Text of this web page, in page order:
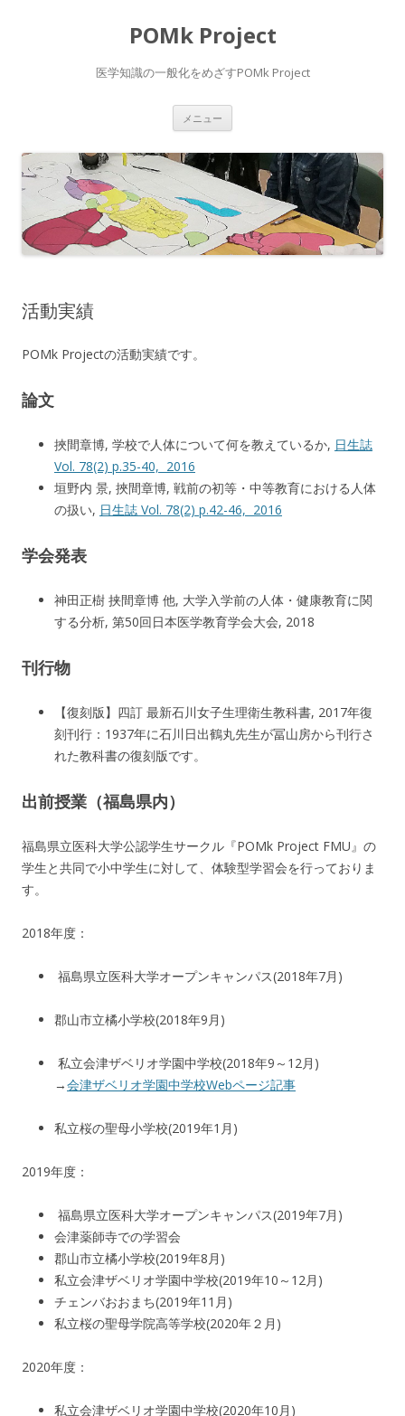
POMk Project
医学知識の一般化をめざすPOMk Project
メニュー
ン
ツ
へ
ス
ッ
活動実績
POMk Projectの活動実績です。
論文
挾間章博, 学校で人体について何を教えているか, 日生誌
Vol. 78(2) p.35-40, 2016
垣野内 景, 挾間章博, 戦前の初等・中等教育における人体
の扱い, 日生誌 Vol. 78(2) p.42-46, 2016
学会発表
神田正樹 挟間章博 他, 大学入学前の人体・健康教育に関
する分析, 第50回日本医学教育学会大会, 2018
刊行物
【復刻版】四訂 最新石川女子生理衛生教科書, 2017年復
刻刊行：1937年に石川日出鶴丸先生が冨山房から刊行さ
れた教科書の復刻版です。
出前授業（福島県内）
福島県立医科大学公認学生サークル『POMk Project FMU』の
学生と共同で小中学生に対して、体験型学習会を行っておりま
す。
2018年度：
福島県立医科大学オープンキャンパス(2018年7月)
郡山市立橘小学校(2018年9月)
私立会津ザベリオ学園中学校(2018年9～12月)
→会津ザベリオ学園中学校Webページ記事
私立桜の聖母小学校(2019年1月)
2019年度：
福島県立医科大学オープンキャンパス(2019年7月)
会津薬師寺での学習会
郡山市立橘小学校(2019年8月)
私立会津ザベリオ学園中学校(2019年10～12月)
チェンバおおまち(2019年11月)
私立桜の聖母学院高等学校(2020年２月)
2020年度：
私立会津ザベリオ学園中学校(2020年10月)